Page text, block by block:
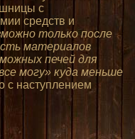
с
средств и
только после
материалов
печей для
могу» куда меньше
с наступлением